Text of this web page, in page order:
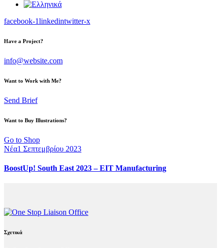
facebook-1linkedintwitter-x
Have a Project?
info@website.com
Want to Work with Me?
Send Brief
Want to Buy Illustrations?
Go to Shop
Νέα1 Σεπτεμβρίου 2023
BoostUp! South East 2023 – EIT Manufacturing
Σχετικά